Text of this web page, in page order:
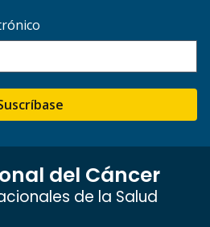
del Cáncer
de la Salud